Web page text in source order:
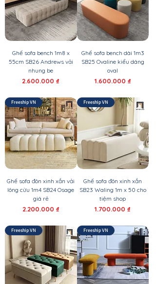
Ghế sofa bench 1m8 x
55cm SB26 Andrews vải
nhung be
Giá
2.600.000 ₫
Ghế sofa bench dài 1m3
SB25 Ovaline kiểu dáng
oval
Giá
1.600.000 ₫
Freeship VN
Ghế sofa đôn xinh xắn vải
lông cừu 1m4 SB24 Osage
giá rẻ
Giá
2.200.000 ₫
Freeship VN
Ghế sofa đôn xinh xắn
SB23 Waling 1m x 50 cho
tiệm shop
Giá
1.700.000 ₫
Freeship VN Freeship VN